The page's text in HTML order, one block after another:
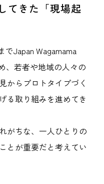
てきた「現場起
でJapan Wagamama
、若者や地域の人々の
からプロトタイプづく
る取り組みを進めてき
がちな、一人ひとりの
とが重要だと考えてい